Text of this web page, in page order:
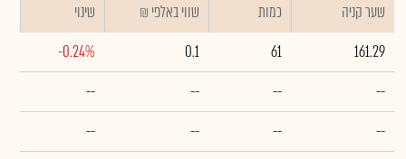
שער קניה כמות ₪ שווי באלפי
שינוי
161.29
61
0.1
-0.24%
--
--
--
--
--
--
--
--